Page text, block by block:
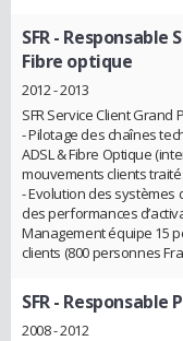
SFR- Responsable
Fibre optique
2012 - 2013
SFR Service Client Grand
- Pilotage des chaînes
ADSL & Fibre Optique
mouvements clients
- Evolution des systèmes
des performances
Management équipe 15
clients (800 personnes
SFR- Responsable
2008 - 2012